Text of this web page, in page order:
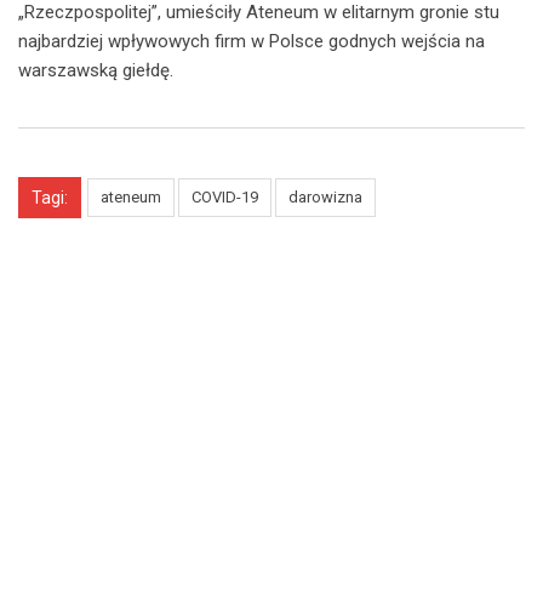
„Rzeczpospolitej”, umieściły Ateneum w elitarnym gronie stu
najbardziej wpływowych firm w Polsce godnych wejścia na
warszawską giełdę.
Tagi: ateneum COVID-19 darowizna